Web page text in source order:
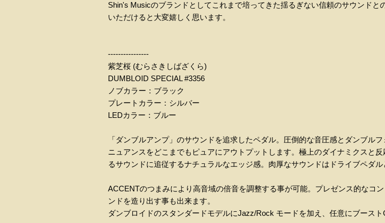
Shin's Musicのブランドとしてこれまで培ってきた揺るぎない信頼のサウンド
いただけると大変嬉しく思います。
----------------
紫芝桜 (むらさきしばざくら)
DUMBLOID SPECIAL #3356
ノブカラー：ブラック
プレートカラー：シルバー
LEDカラー：ブルー
「ダンブルアンプ」のサウンドを追求したペダル。圧倒的な音圧感とダンブル
ニュアンスをどこまでもピュアにアウトプットします。極上のダイナミクスと
るサウンドに追従するナチュラルなエッジ感。肉厚なサウンドはドライブペダ
ACCENTのつまみにより高音域の倍音を調整する事が可能。プレゼンス的なコ
ンドを造り出す事も出来ます。
ダンブロイドのスタンダードモデルにJazz/Rock モードを加え、任意にブース